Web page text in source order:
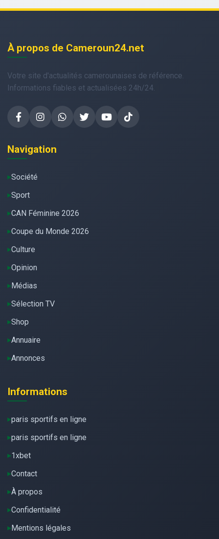
À propos de Cameroun24.net
Votre site d'actualités camerounaises de référence.
Informations fiables et actualisées 24h/24.
Navigation
Société
Sport
CAN Féminine 2026
Coupe du Monde 2026
Culture
Opinion
Médias
Sélection TV
Shop
Annuaire
Annonces
Informations
paris sportifs en ligne
paris sportifs en ligne
1xbet
Contact
À propos
Confidentialité
Mentions légales